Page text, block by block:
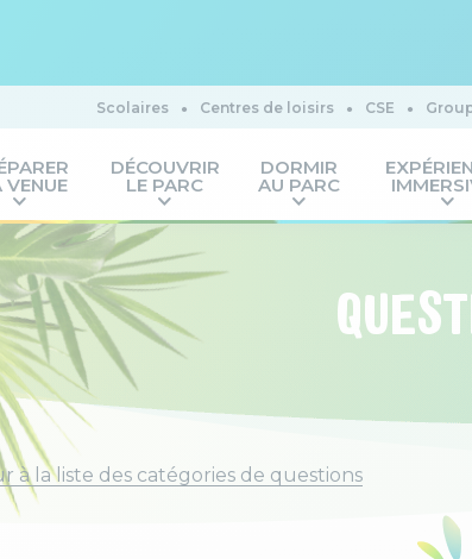
Scolaires Centres de loisirs CSE
VENUE
DÉCOUVRIR
LE PARC
DORMIR
AU PARC
à la liste des catégories de questions